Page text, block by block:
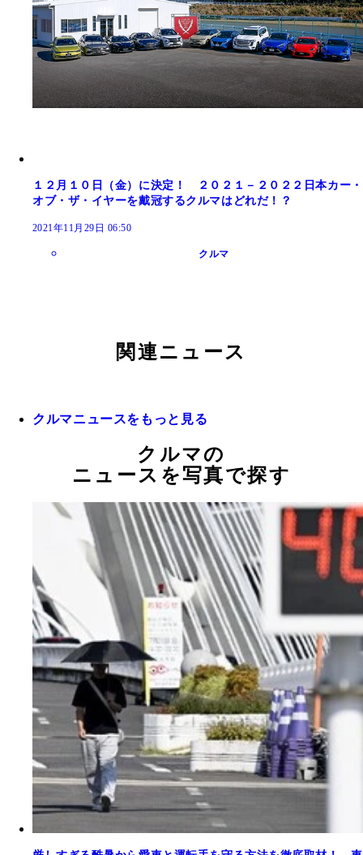
１２月１０日（金）に決定！ ２０２１－２０２２日本カー・
オブ・ザ・イヤーを戴冠するクルマはどれだ！？
2021年11月29日 06:50
クルマ
関連ニュース
クルマニュースをもっと見る
クルマの
ニュースを写真で探す